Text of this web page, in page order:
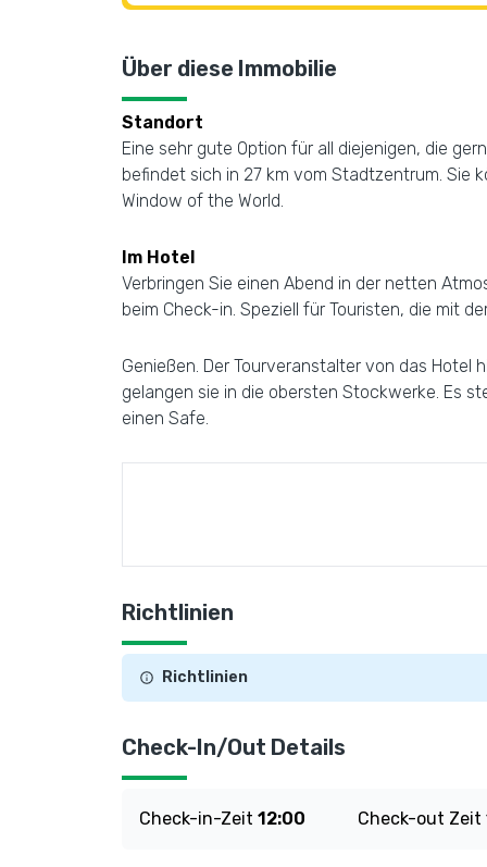
Über diese Immobilie
Standort
Eine sehr gute Option für all diejenigen, die
befindet sich in 27 km vom Stadtzentrum. Sie
Window of the World.
Im Hotel
Verbringen Sie einen Abend in der netten
beim Check-in. Speziell für Touristen, die mit
Genießen. Der Tourveranstalter von das Hotel
gelangen sie in die obersten Stockwerke. Es
einen Safe.
Richtlinien
Richtlinien
Check-In/Out Details
Check-in-Zeit 12:00 Check-out Zeit